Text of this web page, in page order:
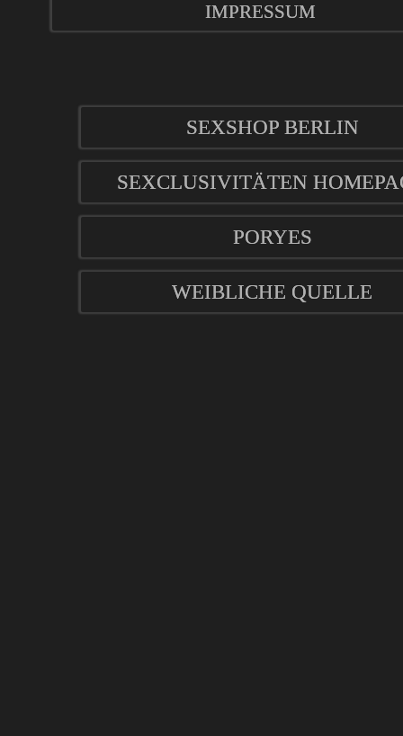
IMPRESSUM
SEXSHOP BERLIN
SEXCLUSIVITÄTEN
PORYES
WEIBLICHE QUELLE